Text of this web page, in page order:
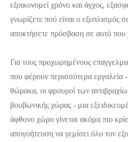
εξοικονομεί χρόνο και άγχος,
γνωρίζετε πού είναι ο εξοπλισμός
αποκτήσετε πρόσβαση σε αυτό που
Για τους προχωρημένους
που φέρουν περισσότερα εργαλεία
θώρακα, οι φρουροί των
βουβωνικής χώρας - μια
άφθονο χώρο γίνεται ακόμα πιο
απογοήτευση να γεμίσει όλο τον